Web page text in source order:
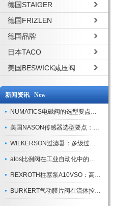
德国STAIGER
德国FRIZLEN
德国品牌
日本TACO
美国BESWICK减压阀
新闻资讯 New
NUMATICS电磁阀的选型要点与使用注意事项
美国NASON传感器选型要点：精度、量程与接口适配指南
WILKERSON过滤器：多级过滤技术，适配多行业净化需求
atos比例阀在工业自动化中的关键应用
REXROTH柱塞泵A10VSO：高效液压系统的核心组件
BURKERT气动膜片阀在流体控制中的应用